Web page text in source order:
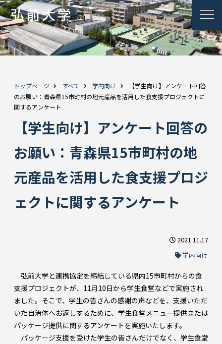
トップページ すべて 学内向け
【学生向け】アンケート回答
のお願い：青森県15市町村の地元産品を活用した食支援プロジェクトに
関するアンケート
【学生向け】アンケート回答の
お願い：青森県15市町村の地
元産品を活用した食支援プロジ
ェクトに関するアンケート
2021.11.17
学内向け
弘前大学と連携協定を締結している県内15市町村からの食
支援プロジェクトが、11月10日から学生食堂などで実施され
ました。そこで、学生の皆さんの感謝の声などを、支援いただ
いた自治体へお返しするために、学生食堂メニュー提供または
パッケージ提供に関するアンケートを実施いたします。
パッケージ支援を受けた学生の皆さんだけでなく、学生食堂